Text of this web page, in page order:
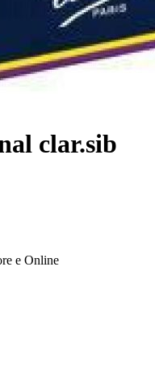
clar.sib
e Online